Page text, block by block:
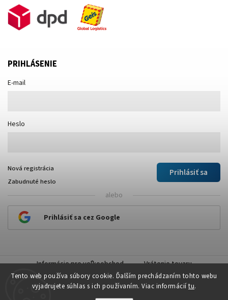
Tento web používa súbory cookie. Ďalším prechádzaním tohto webu
vyjadrujete súhlas s ich používaním. Viac informácií tu.
PRIHLÁSENIE
E-mail
Heslo
Prihlásiť sa
Nová registrácia
Zabudnuté heslo
alebo
Prihlásiť sa cez Google
Informácie pre veľkoobchod Vrátenie tovaru